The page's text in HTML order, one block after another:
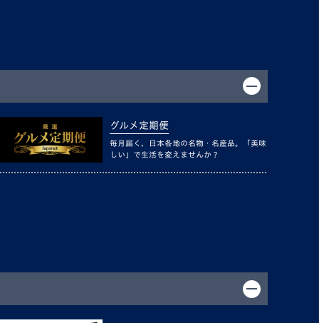
グルメ定期便
毎月届く、日本各地の名物・名産品。「美味
しい」で生活を変えませんか？